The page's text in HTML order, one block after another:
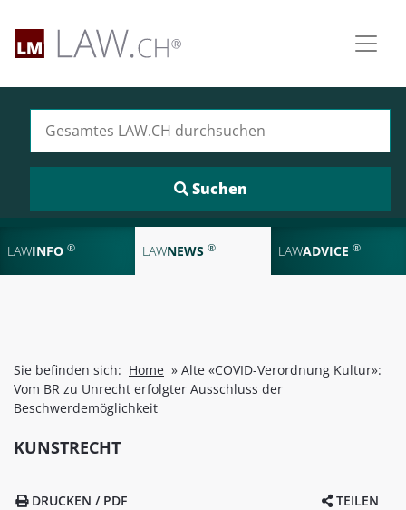
LAWINFO ® LAWNEWS ® LAWADVICE ®
Sie befinden sich: Home » Alte «COVID-Verordnung Kultur»:
Vom BR zu Unrecht erfolgter Ausschluss der
Beschwerdemöglichkeit
KUNSTRECHT
TEILEN
DRUCKEN / PDF